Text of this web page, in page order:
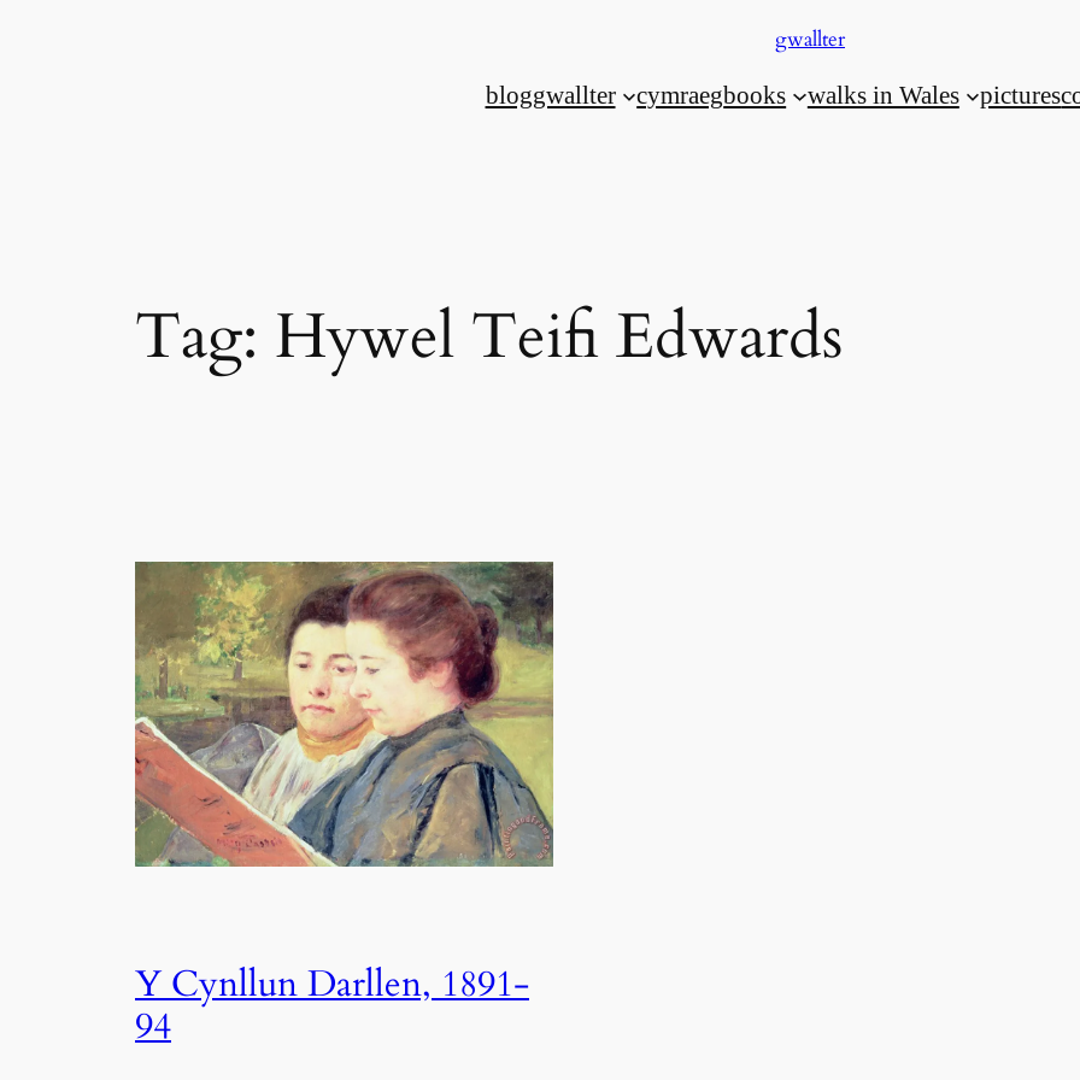
gwallter
bloggwallter cymraegbooks walks in Wales pictures
Tag: Hywel Teifi Edwards
Y Cynllun Darllen, 1891-
94